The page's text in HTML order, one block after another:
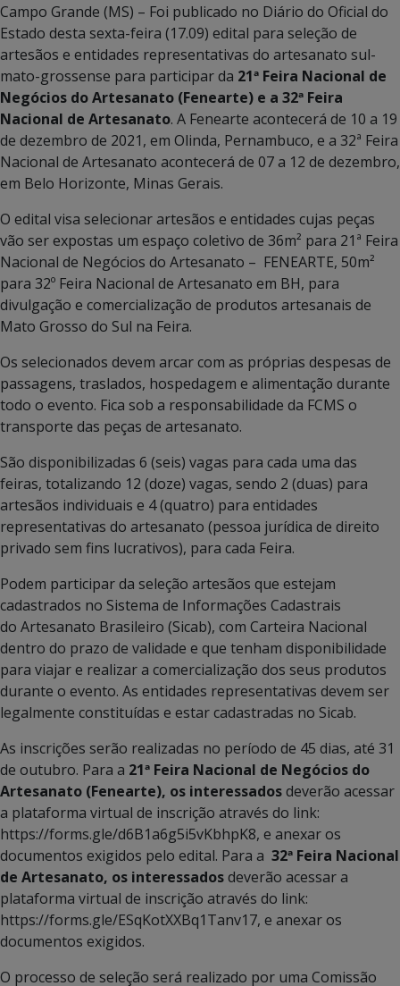
Campo Grande (MS) – Foi publicado no Diário do Oficial do
Estado desta sexta-feira (17.09) edital para seleção de
artesãos e entidades representativas do artesanato sul-
mato-grossense para participar da 21ª Feira Nacional de
Negócios do Artesanato (Fenearte) e a 32ª Feira
Nacional de Artesanato. A Fenearte acontecerá de 10 a 19
de dezembro de 2021, em Olinda, Pernambuco, e a 32ª Feira
Nacional de Artesanato acontecerá de 07 a 12 de dezembro,
em Belo Horizonte, Minas Gerais.
O edital visa selecionar artesãos e entidades cujas peças
vão ser expostas um espaço coletivo de 36m² para 21ª Feira
Nacional de Negócios do Artesanato – FENEARTE, 50m²
para 32º Feira Nacional de Artesanato em BH, para
divulgação e comercialização de produtos artesanais de
Mato Grosso do Sul na Feira.
Os selecionados devem arcar com as próprias despesas de
passagens, traslados, hospedagem e alimentação durante
todo o evento. Fica sob a responsabilidade da FCMS o
transporte das peças de artesanato.
São disponibilizadas 6 (seis) vagas para cada uma das
feiras, totalizando 12 (doze) vagas, sendo 2 (duas) para
artesãos individuais e 4 (quatro) para entidades
representativas do artesanato (pessoa jurídica de direito
privado sem fins lucrativos), para cada Feira.
Podem participar da seleção artesãos que estejam
cadastrados no Sistema de Informações Cadastrais
do Artesanato Brasileiro (Sicab), com Carteira Nacional
dentro do prazo de validade e que tenham disponibilidade
para viajar e realizar a comercialização dos seus produtos
durante o evento. As entidades representativas devem ser
legalmente constituídas e estar cadastradas no Sicab.
As inscrições serão realizadas no período de 45 dias, até 31
de outubro. Para a 21ª Feira Nacional de Negócios do
Artesanato (Fenearte), os interessadosdeverão acessar
a plataforma virtual de inscrição através do link:
https://forms.gle/d6B1a6g5i5vKbhpK8, e anexar os
documentos exigidos pelo edital. Para a 32ª Feira Nacional
de Artesanato, os interessadosdeverão acessar a
plataforma virtual de inscrição através do link:
https://forms.gle/ESqKotXXBq1Tanv17, e anexar os
documentos exigidos.
O processo de seleção será realizado por uma Comissão